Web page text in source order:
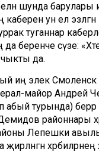
шунда барулары
каберен ун ел
туганнар
да беренче сүзе:
да.
иң элек
майор Андрей
турында) берәр
районнары
Лепешки авылы